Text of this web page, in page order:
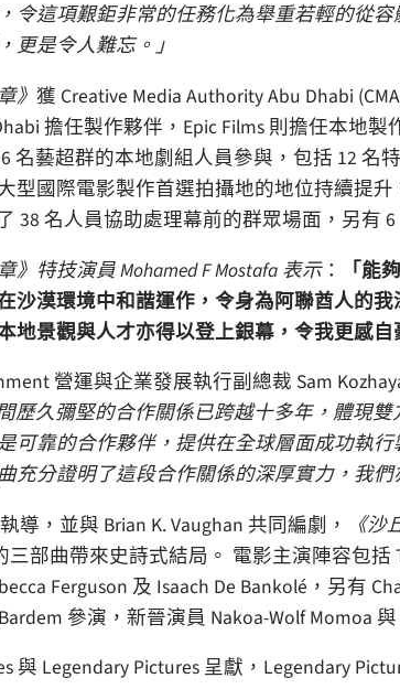
令這項艱鉅非常的任務化為舉重若輕的從
更是令人難忘。」
》 獲 Creative Media Authority Abu Dhabi
擔任製作夥伴，Epic Films 則擔任本地
名藝超群的本地劇組人員參與，包括 12 名
型國際電影製作首選拍攝地的地位持續提
38 名人員協助處理幕前的群眾場面，另有
》特技演員 Mohamed F Mostafa 表示：
「能
沙漠環境中和諧運作，令身為阿聯酋人的
地景觀與人才亦得以登上銀幕，令我更感自
營運與企業發展執行副總裁 Sam
間歷久彌堅的合作關係已跨越十多年，體現
可靠的合作夥伴，提供在全球層面成功執
充分證明了這段合作關係的深厚實力，我們
導，並與 Brian K. Vaughan 共同編劇，
《
三部曲帶來史詩式結局。 電影主演陣容包括
Ferguson 及 Isaach De Bankolé，另有
參演，新晉演員 Nakoa-Wolf Momoa
與 Legendary Pictures 呈獻，Legendary